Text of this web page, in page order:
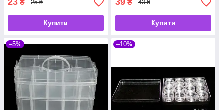
23 ₴ 25 ₴
Купити
39 ₴ 43 ₴
Купити
–5% –10%